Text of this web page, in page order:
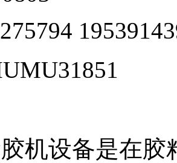
胶机设备是在胶